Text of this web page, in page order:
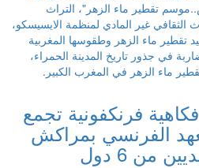
تقطير ماء الزهر"، التراث
غير المادي لمنظمة الايسيسكو،
تقطير ماء الزهر وطقوسها المغربية
في جذور تاريخ المدينة الحمراء،
ماء الزهر في المغرب الكبير.
فكاهية فرنكفونية تجمع
الفرنسي بمراكش
من 6 دول